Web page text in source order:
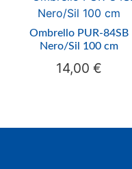
Ombrello PUR-84SB
Nero/Sil 100 cm
14,00€